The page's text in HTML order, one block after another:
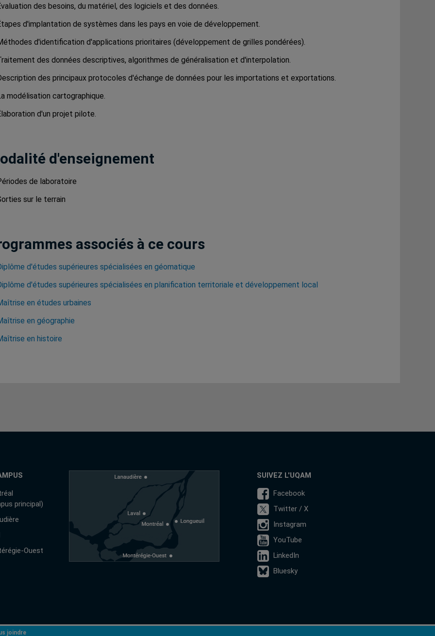
des besoins, du matériel, des logiciels et des données.
d'implantation de systèmes dans les pays en voie de développement.
d'identification d'applications prioritaires (développement de grilles pondérées).
des données descriptives, algorithmes de généralisation et d'interpolation.
des principaux protocoles d'échange de données pour les importations et exportations.
modélisation cartographique.
d'un projet pilote.
d'enseignement
de laboratoire
sur le terrain
associés à ce cours
d'études supérieures spécialisées en géomatique
d'études supérieures spécialisées en planification territoriale et développement local
en études urbaines
en géographie
en histoire
principal)
Ouest
SUIVEZ L'UQAM
Facebook
Twitter / X
Instagram
YouTube
LinkedIn
Bluesky
joindre